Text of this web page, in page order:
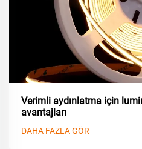
Verimli aydınlatma için
avantajları
DAHA FAZLA GÖR